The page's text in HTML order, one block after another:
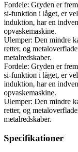
Fordele: Gryden er
si-funktion i låget, er
induktion, har en
opvaskemaskine.
Ulemper: Den mindre
retter, og
metalredskaber.
Fordele: Gryden er
si-funktion i låget, er
induktion, har en
opvaskemaskine.
Ulemper: Den mindre
retter, og
metalredskaber.
Specifikationer